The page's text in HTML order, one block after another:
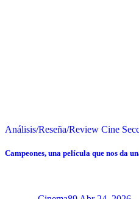
Análisis/Reseña/Review Cine
Campeones, una película que nos da